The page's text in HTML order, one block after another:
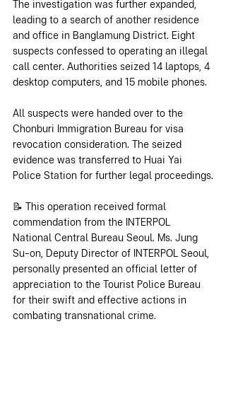
The investigation was further expanded,
leading to a search of another residence
and office in Banglamung District. Eight
suspects confessed to operating an illegal
call center. Authorities seized 14 laptops, 4
desktop computers, and 15 mobile phones.
All suspects were handed over to the
Chonburi Immigration Bureau for visa
revocation consideration. The seized
evidence was transferred to Huai Yai
Police Station for further legal proceedings.
📝 This operation received formal
commendation from the INTERPOL
National Central Bureau Seoul. Ms. Jung
Su-on, Deputy Director of INTERPOL Seoul,
personally presented an official letter of
appreciation to the Tourist Police Bureau
for their swift and effective actions in
combating transnational crime.